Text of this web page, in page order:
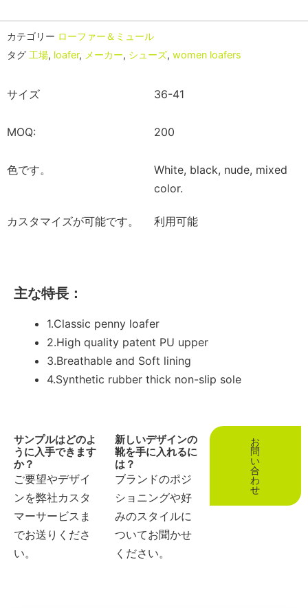
カテゴリー ローファー＆ミュール
タグ 工場, loafer, メーカー, シューズ, women loafers
サイズ 36-41
MOQ: 200
色です。
White, black, nude, mixed
color.
カスタマイズが可能です。 利用可能
主な特長：
1.Classic penny loafer
2.High quality patent PU upper
3.Breathable and Soft lining
4.Synthetic rubber thick non-slip sole
サンプルはどのよ
うに入手できます
か？
ご要望やデザイ
ンを弊社カスタ
マーサービスま
でお送りくださ
い。
新しいデザインの
靴を手に入れるに
は？
ブランドのポジ
ショニングや好
みのスタイルに
ついてお聞かせ
ください。
お
問
い
合
わ
せ